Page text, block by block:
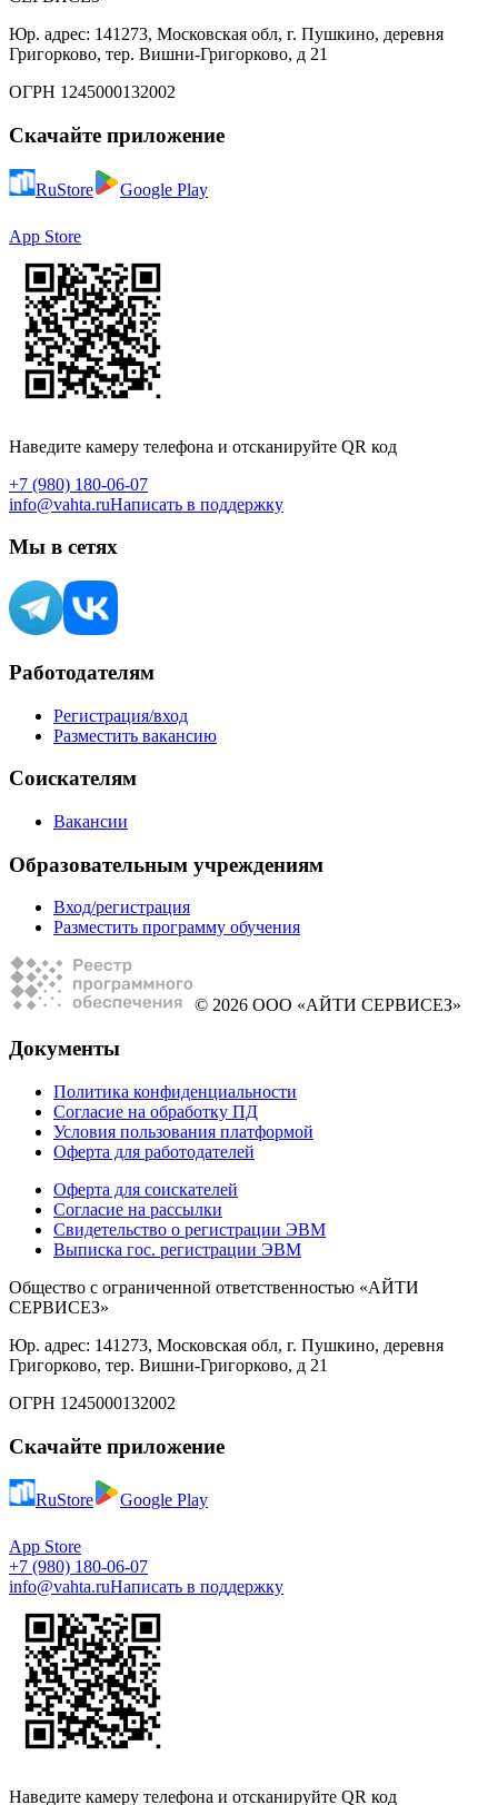
Юр. адрес: 141273, Московская обл, г. Пушкино, деревня
Григорково, тер. Вишни-Григорково, д 21
ОГРН 1245000132002
Скачайте приложение
RuStore Google Play
App Store
Наведите камеру телефона и отсканируйте QR код
+7 (980) 180-06-07
info@vahta.ruНаписать в поддержку
Мы в сетях
Работодателям
Регистрация/вход
Разместить вакансию
Соискателям
Вакансии
Образовательным учреждениям
Вход/регистрация
Разместить программу обучения
© 2026 ООО «АЙТИ СЕРВИСЕЗ»
Документы
Политика конфиденциальности
Согласие на обработку ПД
Условия пользования платформой
Оферта для работодателей
Оферта для соискателей
Согласие на рассылки
Свидетельство о регистрации ЭВМ
Выписка гос. регистрации ЭВМ
Общество с ограниченной ответственностью «АЙТИ
СЕРВИСЕЗ»
Юр. адрес: 141273, Московская обл, г. Пушкино, деревня
Григорково, тер. Вишни-Григорково, д 21
ОГРН 1245000132002
Скачайте приложение
RuStore Google Play
App Store
+7 (980) 180-06-07
info@vahta.ruНаписать в поддержку
Наведите камеру телефона и отсканируйте QR код